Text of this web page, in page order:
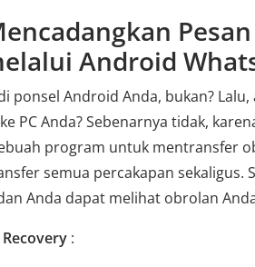
Android
ponsel Android Anda, bukan?
PC Anda? Sebenarnya tidak,
program untuk mentransfer
semua percakapan sekaligus.
Anda dapat melihat obrolan
: